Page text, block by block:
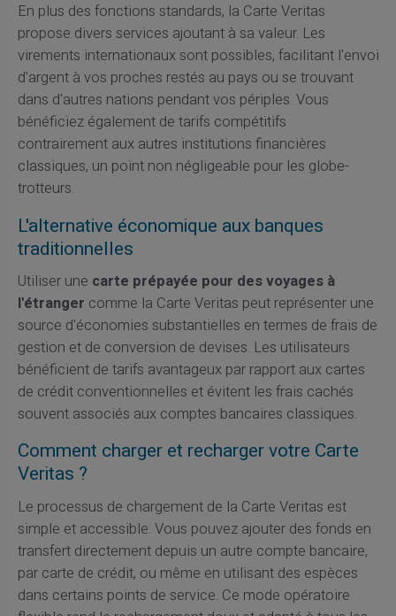
En plus des fonctions standards, la Carte Veritas
propose divers services ajoutant à sa valeur. Les
virements internationaux sont possibles, facilitant l'envoi
d'argent à vos proches restés au pays ou se trouvant
dans d'autres nations pendant vos périples. Vous
bénéficiez également de tarifs compétitifs
contrairement aux autres institutions financières
classiques, un point non négligeable pour les globe-
trotteurs.
L'alternative économique aux banques
traditionnelles
Utiliser une carte prépayée pour des voyages à
l'étranger comme la Carte Veritas peut représenter une
source d'économies substantielles en termes de frais de
gestion et de conversion de devises. Les utilisateurs
bénéficient de tarifs avantageux par rapport aux cartes
de crédit conventionnelles et évitent les frais cachés
souvent associés aux comptes bancaires classiques.
Comment charger et recharger votre Carte
Veritas ?
Le processus de chargement de la Carte Veritas est
simple et accessible. Vous pouvez ajouter des fonds en
transfert directement depuis un autre compte bancaire,
par carte de crédit, ou même en utilisant des espèces
dans certains points de service. Ce mode opératoire